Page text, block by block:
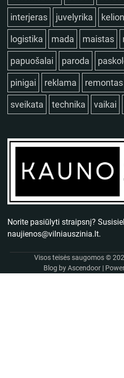
interjeras juvelyrika
logistika mada maistas
papuošalai paroda
pinigai reklama remontas
sveikata technika vaikai
Norite pasiūlyti straipsnį?
naujienos@vilniauszinia.lt.
Visos teisės saugomos ©
Blog byAscendoor|